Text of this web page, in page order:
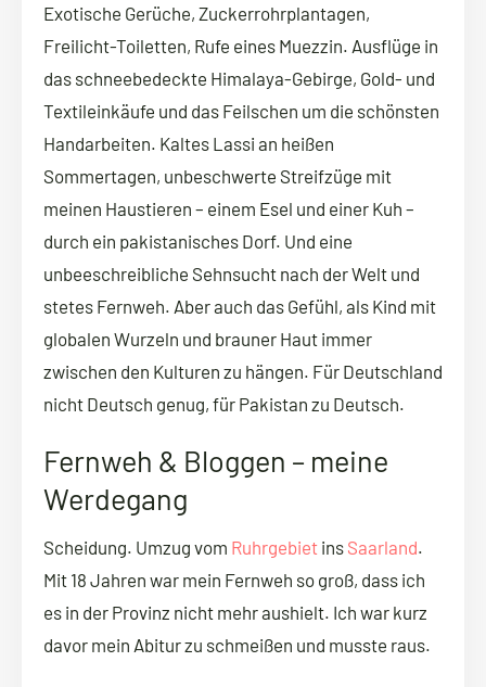
Exotische Gerüche, Zuckerrohrplantagen,
Freilicht-Toiletten, Rufe eines Muezzin. Ausflüge in
das schneebedeckte Himalaya-Gebirge, Gold- und
Textileinkäufe und das Feilschen um die schönsten
Handarbeiten. Kaltes Lassi an heißen
Sommertagen, unbeschwerte Streifzüge mit
meinen Haustieren – einem Esel und einer Kuh –
durch ein pakistanisches Dorf. Und eine
unbeeschreibliche Sehnsucht nach der Welt und
stetes Fernweh. Aber auch das Gefühl, als Kind mit
globalen Wurzeln und brauner Haut immer
zwischen den Kulturen zu hängen. Für Deutschland
nicht Deutsch genug, für Pakistan zu Deutsch.
Fernweh & Bloggen – meine
Werdegang
Scheidung. Umzug vom Ruhrgebiet ins Saarland.
Mit 18 Jahren war mein Fernweh so groß, dass ich
es in der Provinz nicht mehr aushielt. Ich war kurz
davor mein Abitur zu schmeißen und musste raus.